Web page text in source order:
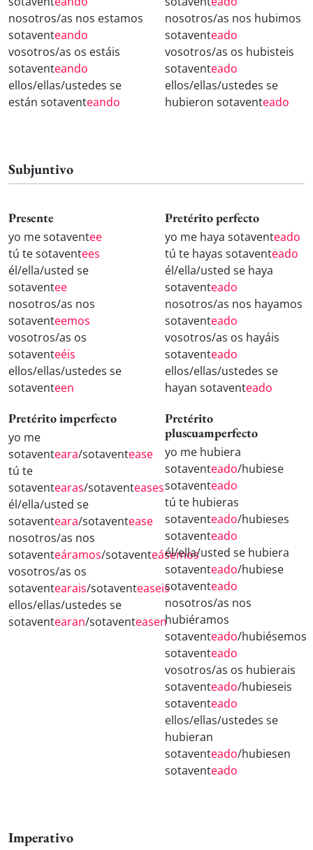
nosotros/as nos estamos
sotaventeando
vosotros/as os estáis
sotaventeando
ellos/ellas/ustedes se
están sotaventeando
nosotros/as nos hubimos
sotaventeado
vosotros/as os hubisteis
sotaventeado
ellos/ellas/ustedes se
hubieron sotaventeado
Subjuntivo
Presente
yo me sotaventee
tú te sotaventees
él/ella/usted se
sotaventee
nosotros/as nos
sotaventeemos
vosotros/as os
sotaventeéis
ellos/ellas/ustedes se
sotaventeen
Pretérito perfecto
yo me haya sotaventeado
tú te hayas sotaventeado
él/ella/usted se haya
sotaventeado
nosotros/as nos hayamos
sotaventeado
vosotros/as os hayáis
sotaventeado
ellos/ellas/ustedes se
hayan sotaventeado
Pretérito imperfecto
yo me
sotaventeara/sotaventease
tú te
sotaventearas/sotaventeases
él/ella/usted se
sotaventeara/sotaventease
nosotros/as nos
sotaventeáramos/sotaventeásemos
vosotros/as os
sotaventearais/sotaventeaseis
ellos/ellas/ustedes se
sotaventearan/sotaventeasen
Pretérito
pluscuamperfecto
yo me hubiera
sotaventeado/hubiese
sotaventeado
tú te hubieras
sotaventeado/hubieses
sotaventeado
él/ella/usted se hubiera
sotaventeado/hubiese
sotaventeado
nosotros/as nos
hubiéramos
sotaventeado/hubiésemos
sotaventeado
vosotros/as os hubierais
sotaventeado/hubieseis
sotaventeado
ellos/ellas/ustedes se
hubieran
sotaventeado/hubiesen
sotaventeado
Imperativo